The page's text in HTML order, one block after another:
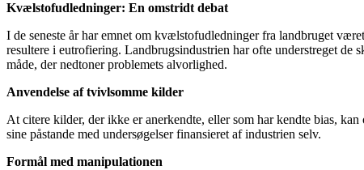
Kvælstofudledninger: En omstridt debat
I de seneste år har emnet om kvælstofudledninger fra landbruget
resultere i eutrofiering. Landbrugsindustrien har ofte understreget
måde, der nedtoner problemets alvorlighed.
Anvendelse af tvivlsomme kilder
At citere kilder, der ikke er anerkendte, eller som har kendte bias,
sine påstande med undersøgelser finansieret af industrien selv.
Formål med manipulationen